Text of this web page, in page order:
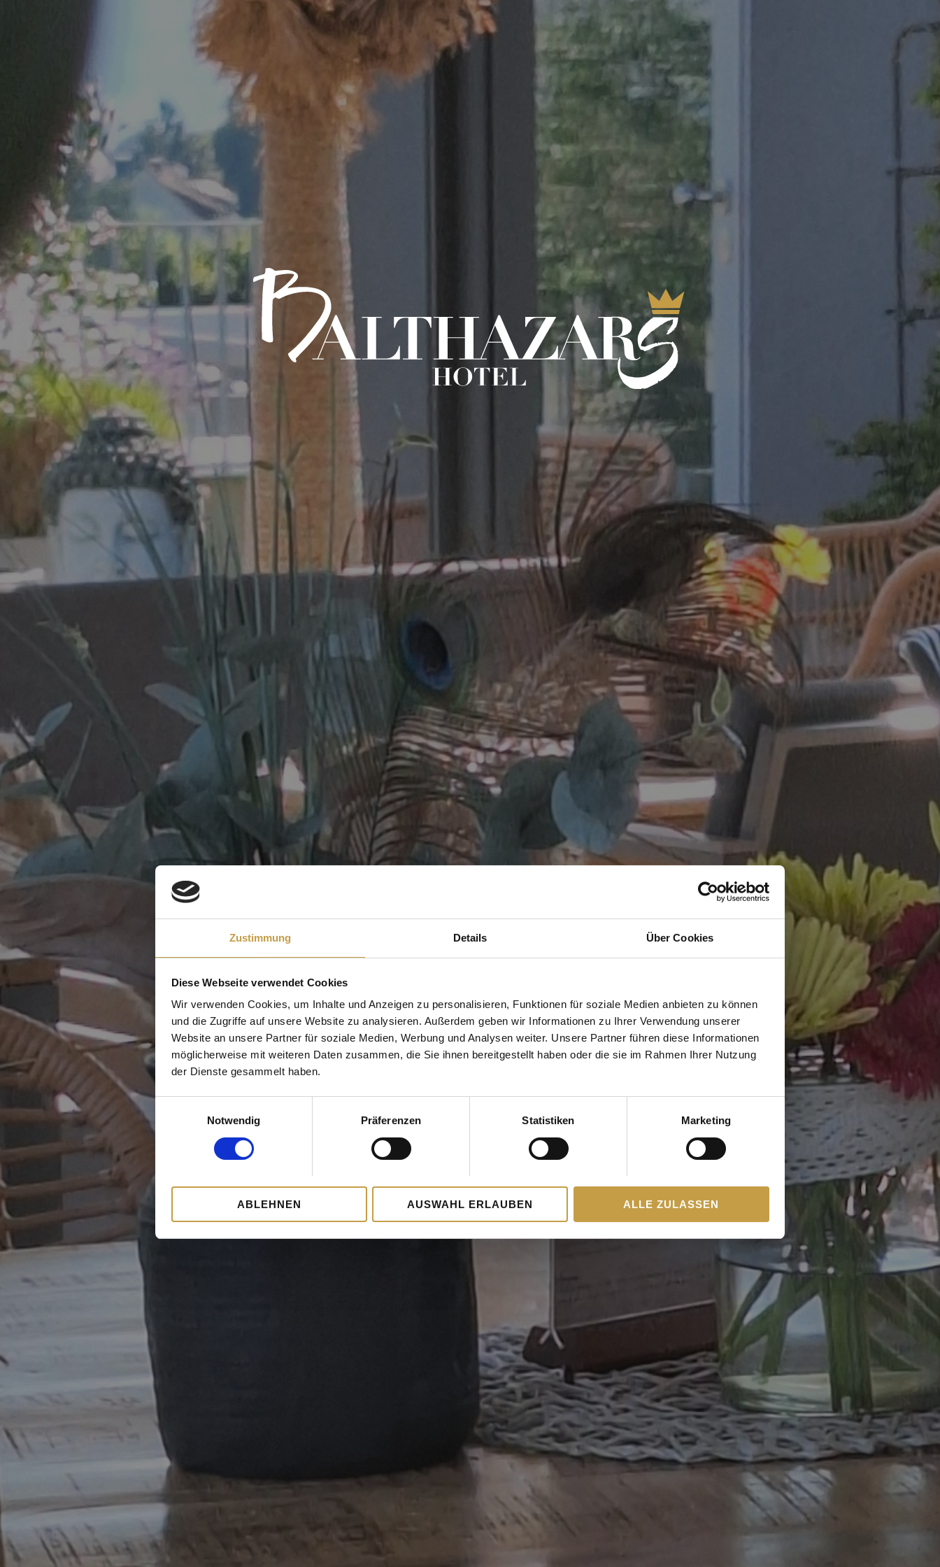
Zustimmung Details Über Cookies
Diese Webseite verwendet Cookies
Wir verwenden Cookies, um Inhalte und Anzeigen zu personalisieren, Funktionen für soziale Medien anbieten zu können
und die Zugriffe auf unsere Website zu analysieren. Außerdem geben wir Informationen zu Ihrer Verwendung unserer
Website an unsere Partner für soziale Medien, Werbung und Analysen weiter. Unsere Partner führen diese Informationen
möglicherweise mit weiteren Daten zusammen, die Sie ihnen bereitgestellt haben oder die sie im Rahmen Ihrer Nutzung
der Dienste gesammelt haben.
Notwendig
Präferenzen Statistiken Marketing
ABLEHNEN AUSWAHL ERLAUBEN ALLE ZULASSEN